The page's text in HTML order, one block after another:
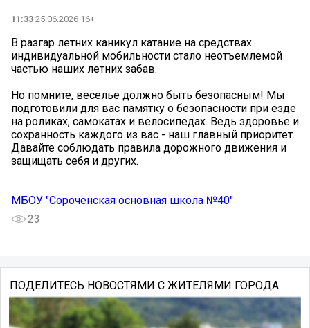
11:33 25.06.2026 16+
В разгар летних каникул катание на средствах
индивидуальной мобильности стало неотъемлемой
частью наших летних забав.
Но помните, веселье должно быть безопасным! Мы
подготовили для вас памятку о безопасности при езде
на роликах, самокатах и велосипедах. Ведь здоровье и
сохранность каждого из вас - наш главный приоритет.
Давайте соблюдать правила дорожного движения и
защищать себя и других.
МБОУ "Сороченская основная школа №40"
23
ПОДЕЛИТЕСЬ НОВОСТЯМИ С ЖИТЕЛЯМИ ГОРОДА